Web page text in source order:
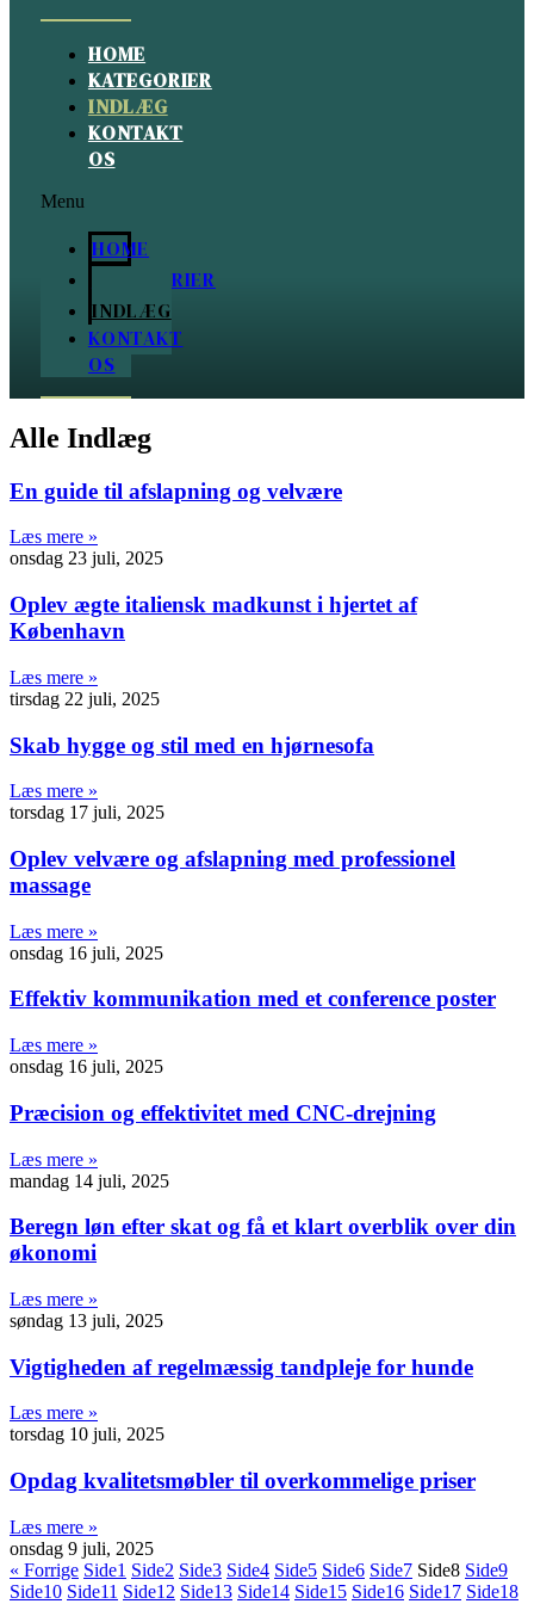
HOME
KATEGORIER
INDLÆG
KONTAKT
OS
Menu
HOME
KATEGORIER
INDLÆG
KONTAKT
OS
Alle Indlæg
En guide til afslapning og velvære
Læs mere »
onsdag 23 juli, 2025
Oplev ægte italiensk madkunst i hjertet af
København
Læs mere »
tirsdag 22 juli, 2025
Skab hygge og stil med en hjørnesofa
Læs mere »
torsdag 17 juli, 2025
Oplev velvære og afslapning med professionel
massage
Læs mere »
onsdag 16 juli, 2025
Effektiv kommunikation med et conference poster
Læs mere »
onsdag 16 juli, 2025
Præcision og effektivitet med CNC-drejning
Læs mere »
mandag 14 juli, 2025
Beregn løn efter skat og få et klart overblik over din
økonomi
Læs mere »
søndag 13 juli, 2025
Vigtigheden af regelmæssig tandpleje for hunde
Læs mere »
torsdag 10 juli, 2025
Opdag kvalitetsmøbler til overkommelige priser
Læs mere »
onsdag 9 juli, 2025
« Forrige Side1 Side2 Side3 Side4 Side5 Side6 Side7 Side8 Side9
Side10 Side11 Side12 Side13 Side14 Side15 Side16 Side17 Side18